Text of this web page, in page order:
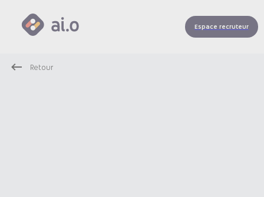
Espace recruteur
Retour